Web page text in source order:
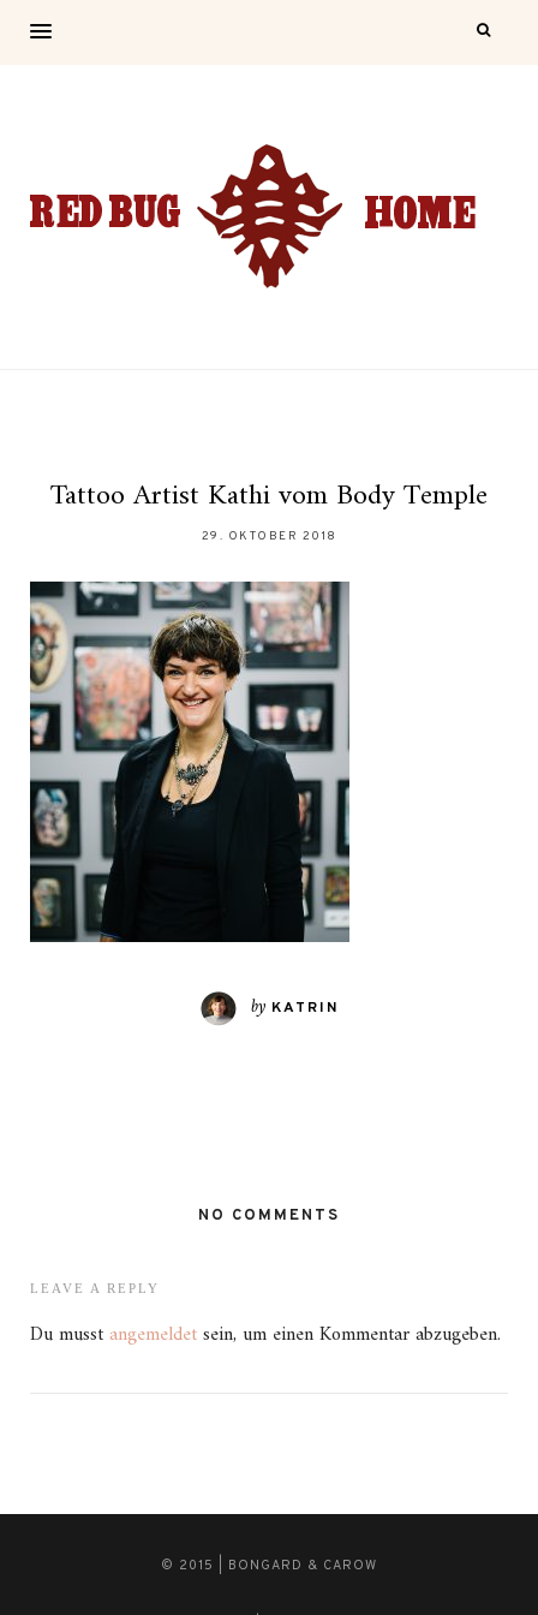
Tattoo Artist Kathi vom Body Temple
29. OKTOBER 2018
by KATRIN
NO COMMENTS
LEAVE A REPLY
Du musst angemeldetsein, um einen Kommentar abzugeben.
© 2015 | BONGARD & CAROW